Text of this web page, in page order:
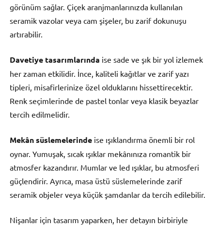
görünüm sağlar. Çiçek aranjmanlarınızda kullanılan
seramik vazolar veya cam şişeler, bu zarif dokunuşu
artırabilir.
Davetiye tasarımlarında ise sade ve şık bir yol izlemek
her zaman etkilidir. İnce, kaliteli kağıtlar ve zarif yazı
tipleri, misafirlerinize özel olduklarını hissettirecektir.
Renk seçimlerinde de pastel tonlar veya klasik beyazlar
tercih edilmelidir.
Mekân süslemelerinde ise ışıklandırma önemli bir rol
oynar. Yumuşak, sıcak ışıklar mekânınıza romantik bir
atmosfer kazandırır. Mumlar ve led ışıklar, bu atmosferi
güçlendirir. Ayrıca, masa üstü süslemelerinde zarif
seramik objeler veya küçük şamdanlar da tercih edilebilir.
Nişanlar için tasarım yaparken, her detayın birbiriyle